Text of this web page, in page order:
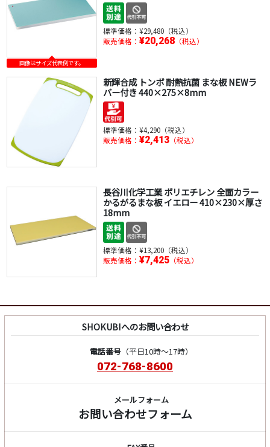
画像はサイズ代表例です。
標準価格： ¥29,480（税込）
販売価格： ¥20,268（税込）
新輝合成 トンボ 耐熱抗菌 まな板 NEWラ
バー付き 440×275×8mm
標準価格： ¥4,290（税込）
販売価格： ¥2,413（税込）
長谷川化学工業 ポリエチレン 全面カラー
かるがるまな板 イエロー 410×230×厚さ
18mm
標準価格： ¥13,200（税込）
販売価格： ¥7,425（税込）
SHOKUBIへのお問い合わせ
電話番号（平日10時～17時）
072-768-8600
メールフォーム
お問い合わせフォーム